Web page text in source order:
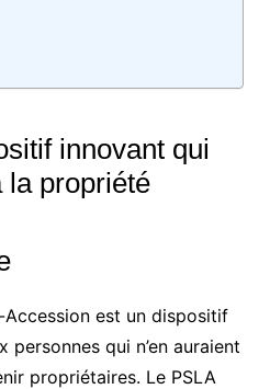
innovant qui
la propriété
est un dispositif
qui n’en auraient
propriétaires. Le PSLA